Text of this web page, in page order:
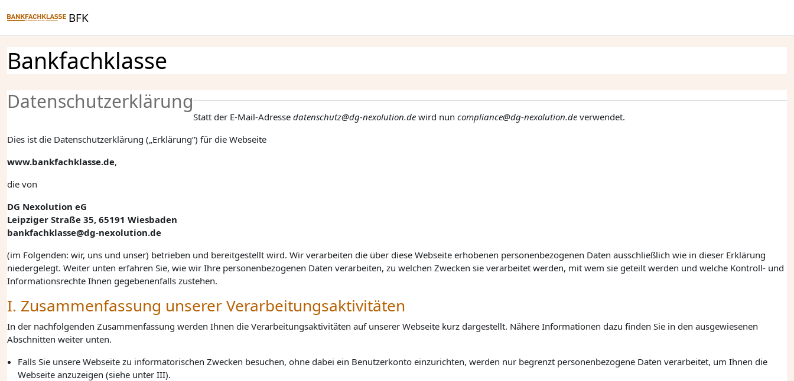
BFK
Bankfachklasse
Datenschutzerklärung
Statt der E-Mail-Adresse datenschutz@dg-nexolution.de wird nun compliance@dg-nexolution.de verwendet.
Dies ist die Datenschutzerklärung („Erklärung“) für die Webseite
www.bankfachklasse.de,
die von
DG Nexolution eG
Leipziger Straße 35, 65191 Wiesbaden
bankfachklasse@dg-nexolution.de
(im Folgenden: wir, uns und unser) betrieben und bereitgestellt wird. Wir verarbeiten die über diese Webseite erhobenen personenbezogenen Daten ausschließlich wie in dieser Erklärung
niedergelegt. Weiter unten erfahren Sie, wie wir Ihre personenbezogenen Daten verarbeiten, zu welchen Zwecken sie verarbeitet werden, mit wem sie geteilt werden und welche Kontroll- und
Informationsrechte Ihnen gegebenenfalls zustehen.
I. Zusammenfassung unserer Verarbeitungsaktivitäten
In der nachfolgenden Zusammenfassung werden Ihnen die Verarbeitungsaktivitäten auf unserer Webseite kurz dargestellt. Nähere Informationen dazu finden Sie in den ausgewiesenen
Abschnitten weiter unten.
Falls Sie unsere Webseite zu informatorischen Zwecken besuchen, ohne dabei ein Benutzerkonto einzurichten, werden nur begrenzt personenbezogene Daten verarbeitet, um Ihnen die
Webseite anzuzeigen (siehe unter III).